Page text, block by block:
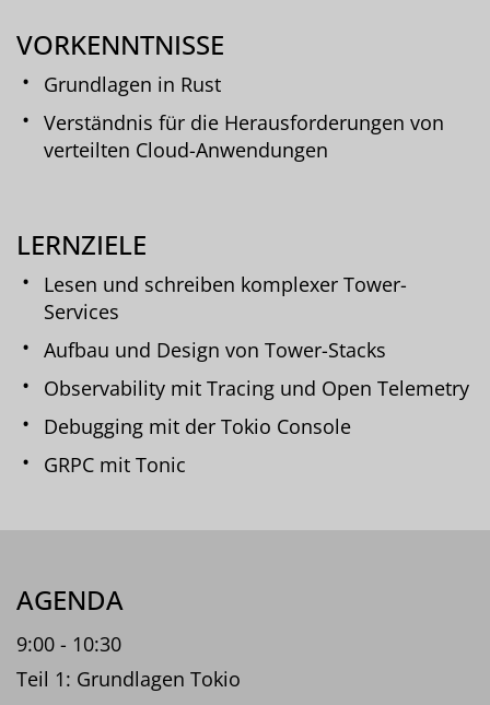
VORKENNTNISSE
Grundlagen in Rust
Verständnis für die Herausforderungen von
verteilten Cloud-Anwendungen
LERNZIELE
Lesen und schreiben komplexer Tower-
Services
Aufbau und Design von Tower-Stacks
Observability mit Tracing und Open Telemetry
Debugging mit der Tokio Console
GRPC mit Tonic
AGENDA
9:00 - 10:30
Teil 1: Grundlagen Tokio